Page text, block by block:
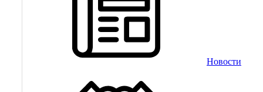
Новости